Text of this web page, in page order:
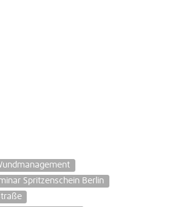
Spritzenschein Berlin